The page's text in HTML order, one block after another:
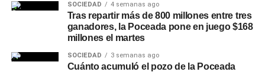
SOCIEDAD 4 semanas ago
Tras repartir más de 800 millones entre tres
ganadores, la Poceada pone en juego $168
millones el martes
SOCIEDAD 3 semanas ago
Cuánto acumuló el pozo de la Poceada